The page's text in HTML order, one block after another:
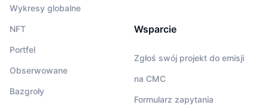
Wykresy globalne
NFT
Portfel
Obserwowane
Bazgroły
Wsparcie
Zgłoś swój projekt do emisji
na CMC
Formularz zapytania